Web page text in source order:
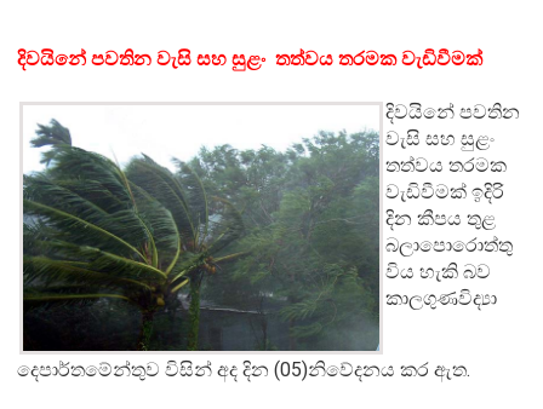
දිවයිනේ පවතින වැසි සහ සුළං තත්වය තරමක වැඩිවීමක්
දිවයිනේ පවතින
වැසි සහ සුළං
තත්වය තරමක
වැඩිවීමක් ඉදිරි
දින කීපය තුළ
බලාපොරොත්තු
විය හැකි බව
කාලගුණවිද්‍යා
දෙපාර්තමේන්තුව විසින් අද දින (05)නිවේදනය කර ඇත.